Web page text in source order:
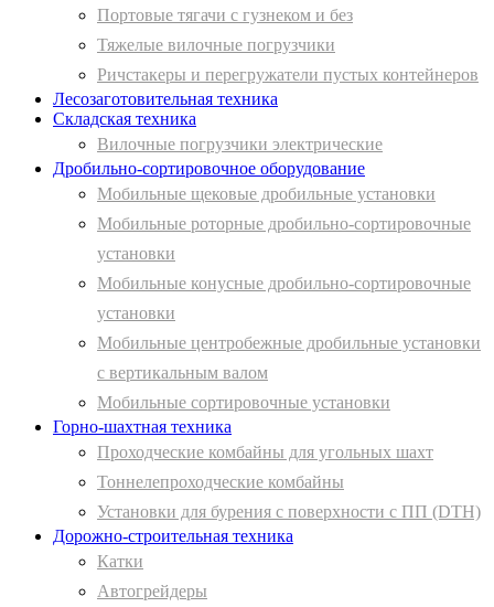
Портовые тягачи с гузнеком и без
Тяжелые вилочные погрузчики
Ричстакеры и перегружатели пустых контейнеров
Лесозаготовительная техника
Складская техника
Вилочные погрузчики электрические
Дробильно-сортировочное оборудование
Мобильные щековые дробильные установки
Мобильные роторные дробильно-сортировочные
установки
Мобильные конусные дробильно-сортировочные
установки
Мобильные центробежные дробильные установки
с вертикальным валом
Мобильные сортировочные установки
Горно-шахтная техника
Проходческие комбайны для угольных шахт
Тоннелепроходческие комбайны
Установки для бурения с поверхности с ПП (DTH)
Дорожно-строительная техника
Катки
Автогрейдеры